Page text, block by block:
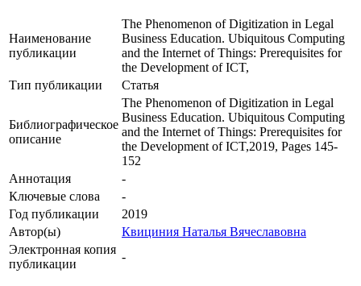
Наименование
публикации
The Phenomenon of Digitization in Legal
Business Education. Ubiquitous Computing
and the Internet of Things: Prerequisites for
the Development of ICT,
Тип публикации
Статья
Библиографическое
описание
The Phenomenon of Digitization in Legal
Business Education. Ubiquitous Computing
and the Internet of Things: Prerequisites for
the Development of ICT,2019, Pages 145-
152
Аннотация
-
Ключевые cлова
-
Год публикации
2019
Автор(ы)
Квициния Наталья Вячеславовна
Электронная копия
публикации
-